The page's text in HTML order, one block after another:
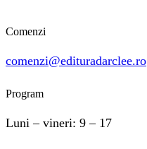
Comenzi
comenzi@edituradarclee.ro
Program
Luni – vineri: 9 – 17